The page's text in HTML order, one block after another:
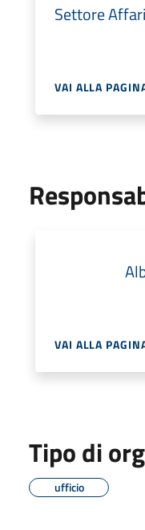
Settore
VAI ALLA
VAI ALLA
Tipo di
ufficio